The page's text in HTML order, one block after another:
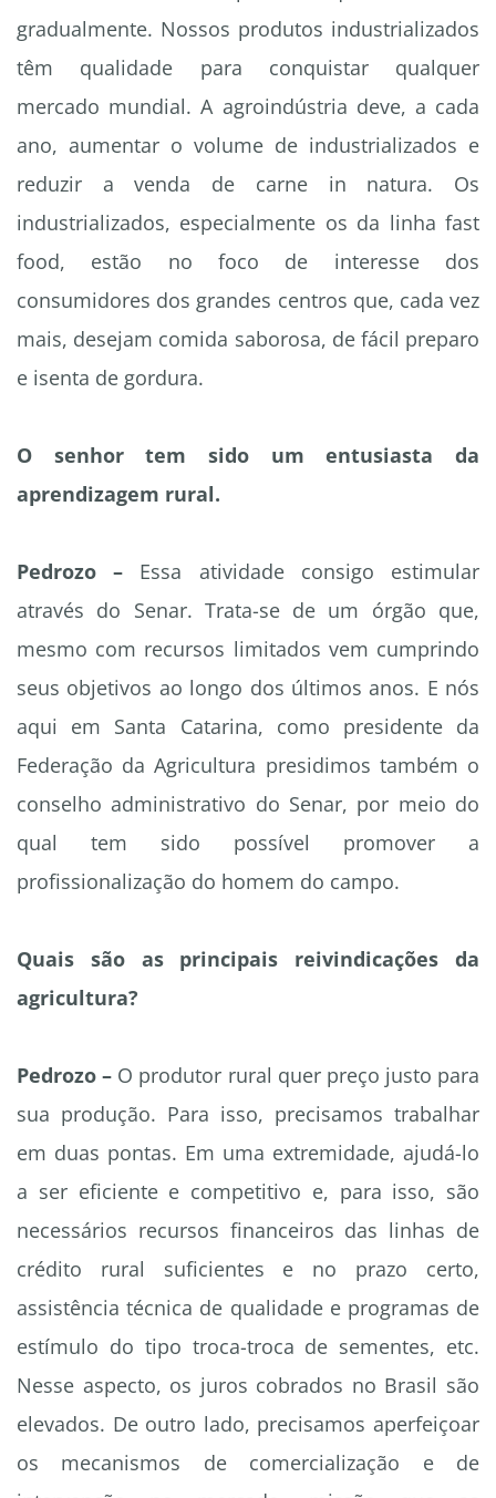
gradualmente. Nossos produtos industrializados
têm qualidade para conquistar qualquer
mercado mundial. A agroindústria deve, a cada
ano, aumentar o volume de industrializados e
reduzir a venda de carne in natura. Os
industrializados, especialmente os da linha fast
food, estão no foco de interesse dos
consumidores dos grandes centros que, cada vez
mais, desejam comida saborosa, de fácil preparo
e isenta de gordura.
O senhor tem sido um entusiasta da
aprendizagem rural.
Pedrozo – Essa atividade consigo estimular
através do Senar. Trata-se de um órgão que,
mesmo com recursos limitados vem cumprindo
seus objetivos ao longo dos últimos anos. E nós
aqui em Santa Catarina, como presidente da
Federação da Agricultura presidimos também o
conselho administrativo do Senar, por meio do
qual tem sido possível promover a
profissionalização do homem do campo.
Quais são as principais reivindicações da
agricultura?
Pedrozo – O produtor rural quer preço justo para
sua produção. Para isso, precisamos trabalhar
em duas pontas. Em uma extremidade, ajudá-lo
a ser eficiente e competitivo e, para isso, são
necessários recursos financeiros das linhas de
crédito rural suficientes e no prazo certo,
assistência técnica de qualidade e programas de
estímulo do tipo troca-troca de sementes, etc.
Nesse aspecto, os juros cobrados no Brasil são
elevados. De outro lado, precisamos aperfeiçoar
os mecanismos de comercialização e de